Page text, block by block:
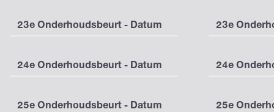
23e Onderhoudsbeurt - Datum 23e
24e Onderhoudsbeurt - Datum 24e
25e Onderhoudsbeurt - Datum 25e